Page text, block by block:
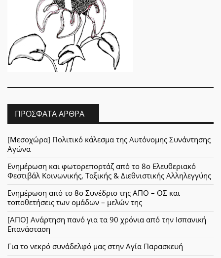
ΠΡΌΣΦΑΤΑ ΆΡΘΡΑ
[Μεσοχώρα] Πολιτικό κάλεσμα της Αυτόνομης Συνάντησης
Αγώνα
Ενημέρωση και φωτορεπορτάζ από το 8ο Ελευθεριακό
Φεστιβάλ Κοινωνικής, Ταξικής & Διεθνιστικής Αλληλεγγύης
Ενημέρωση από το 8ο Συνέδριο της ΑΠΟ – ΟΣ και
τοποθετήσεις των ομάδων – μελών της
[ΑΠΟ] Ανάρτηση πανό για τα 90 χρόνια από την Ισπανική
Επανάσταση
Για το νεκρό συνάδελφό μας στην Αγία Παρασκευή